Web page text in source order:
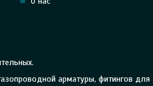
арматуры, фитингов для